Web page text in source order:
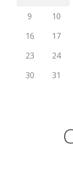
9
10
16
17
23
24
30
31